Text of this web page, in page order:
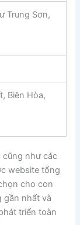
Trung Sơn,
Biên Hòa,
cũng như các
website tổng
cho con
gần nhất và
triển toàn